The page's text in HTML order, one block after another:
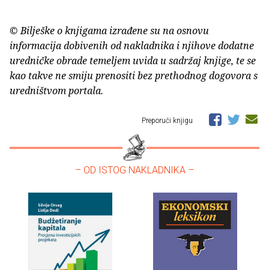
© Bilješke o knjigama izrađene su na osnovu
informacija dobivenih od nakladnika i njihove dodatne
uredničke obrade temeljem uvida u sadržaj knjige, te se
kao takve ne smiju prenositi bez prethodnog dogovora s
uredništvom portala.
Preporuči knjigu
– OD ISTOG NAKLADNIKA –